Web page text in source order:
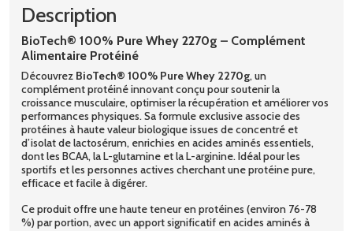
Description
BioTech® 100% Pure Whey 2270g – Complément
Alimentaire Protéiné
Découvrez BioTech® 100% Pure Whey 2270g, un
complément protéiné innovant conçu pour soutenir la
croissance musculaire, optimiser la récupération et améliorer vos
performances physiques. Sa formule exclusive associe des
protéines à haute valeur biologique issues de concentré et
d’isolat de lactosérum, enrichies en acides aminés essentiels,
dont les BCAA, la L-glutamine et la L-arginine. Idéal pour les
sportifs et les personnes actives cherchant une protéine pure,
efficace et facile à digérer.
Ce produit offre une haute teneur en protéines (environ 76-78
%) par portion, avec un apport significatif en acides aminés à